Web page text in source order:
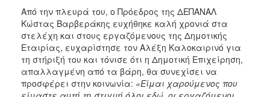
Από την πλευρά του, ο Πρόεδρος της ΔΕΠΑΝΑΛ
Κώστας Βαρβεράκης ευχήθηκε καλή χρονιά στα
στελέχη και στους εργαζόμενους της Δημοτικής
Εταιρίας, ευχαρίστησε τον Αλέξη Καλοκαιρινό για
τη στήριξή του και τόνισε ότι η Δημοτική Επιχείρηση,
απαλλαγμένη από τα βάρη, θα συνεχίσει να
προσφέρει στην κοινωνία: «Είμαι χαρούμενος που